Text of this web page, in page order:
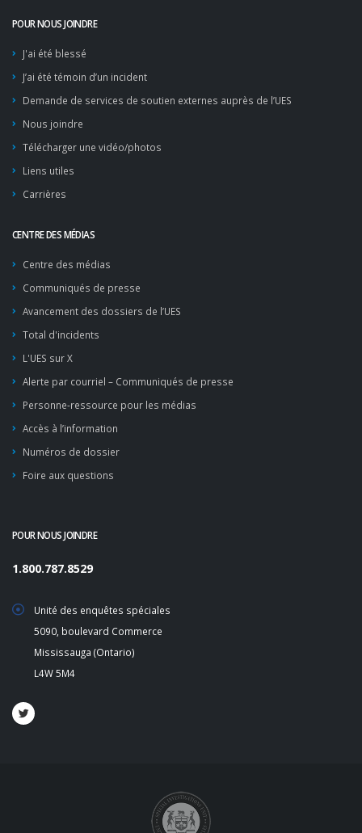
POUR NOUS JOINDRE
J'ai été blessé
J’ai été témoin d’un incident
Demande de services de soutien externes auprès de l’UES
Nous joindre
Télécharger une vidéo/photos
Liens utiles
Carrières
CENTRE DES MÉDIAS
Centre des médias
Communiqués de presse
Avancement des dossiers de l’UES
Total d'incidents
L'UES sur X
Alerte par courriel – Communiqués de presse
Personne-ressource pour les médias
Accès à l’information
Numéros de dossier
Foire aux questions
POUR NOUS JOINDRE
1.800.787.8529
Unité des enquêtes spéciales
5090, boulevard Commerce
Mississauga (Ontario)
L4W 5M4